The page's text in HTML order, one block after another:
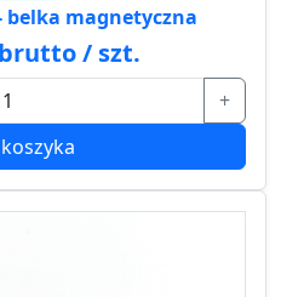
belka magnetyczna
brutto / szt.
+